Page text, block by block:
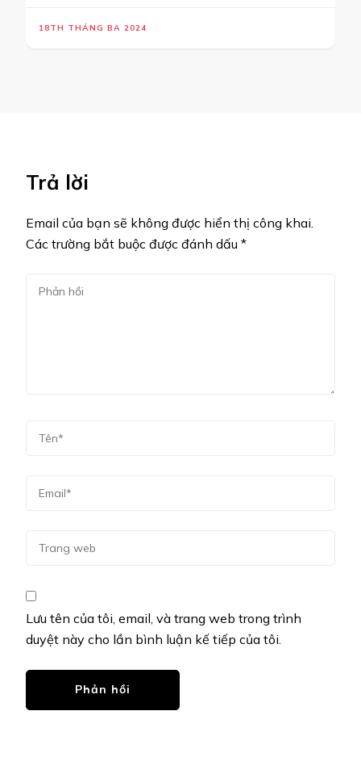
18TH THÁNG BA 2024
Trả lời
Email của bạn sẽ không được hiển thị công khai.
Các trường bắt buộc được đánh dấu *
Lưu tên của tôi, email, và trang web trong trình
duyệt này cho lần bình luận kế tiếp của tôi.